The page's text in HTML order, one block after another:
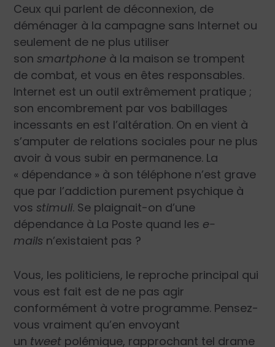
Ceux qui parlent de déconnexion, de
déménager à la campagne sans Internet ou
seulement de ne plus utiliser
sonsmartphone à la maison se trompent
de combat, et vous en êtes responsables.
Internet est un outil extrêmement pratique ;
son encombrement par vos babillages
incessants en est l’altération. On en vient à
s’amputer de relations sociales pour ne plus
avoir à vous subir en permanence. La
« dépendance » à son téléphone n’est grave
que par l’addiction purement psychique à
vosstimuli. Se plaignait-on d’une
dépendance à La Poste quand les e-
mails n’existaient pas ?
Vous, les politiciens, le reproche principal qui
vous est fait est de ne pas agir
conformément à votre programme. Pensez-
vous vraiment qu’en envoyant
un tweet polémique, rapprochant tel drame